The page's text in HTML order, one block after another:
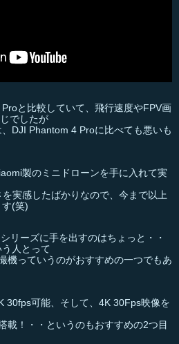
と比較していて、飛行速度やFPV画
でしたが
DJI Phantom 4 Proに比べても悪いも
製のミニドローンを手に入れて実
実感したばかりなので、今まで以上
(笑)
リーズに手を出すのはちょっと・・
う人とって
機っていうのがおすすめの一つでもあ
30fps可能、そして、4K 30Fps映像を
載！・・というのもおすすめの2つ目